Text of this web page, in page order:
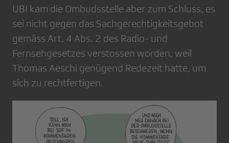
UBI kam die Ombudsstelle aber zum Schluss, es
sei nicht gegen das Sachgerechtigkeitsgebot
gemäss Art. 4 Abs. 2 des Radio- und
Fernsehgesetzes verstossen worden, weil
Thomas Aeschi genügend Redezeit hatte, um
sich zu rechtfertigen.